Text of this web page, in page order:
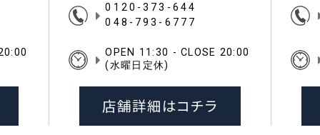
0120-373-644
048-793-6777
OPEN 11:30 - CLOSE 20:00
(水曜日定休)
店舗詳細はコチラ